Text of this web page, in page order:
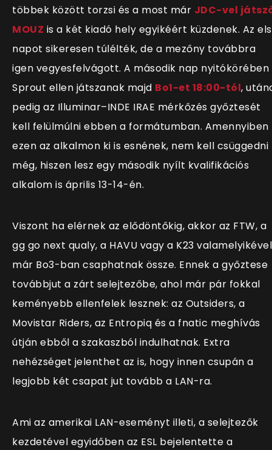
többek között torzsi és a most már JDC-vel
MOUZ is a két kiadó hely egyikéért küzdenek. Az
napot sikeresen túlélték, de a mezőny továbbra
igen vegyesfelvágott. A második nap nyitókörében
Sprout ellen játszanak majd Bo1-et 18:00-tól,
pedig az Illuminar–INDE IRAE mérkőzés győztesét
kell felülmúlni ebben a formátumban. Amennyiben
ezen az alkalmon ki is esnének, nem kell csüggedni
még, hiszen lesz egy második nyílt kvalifikációs
alkalom is április 13-14-én.
Viszont ha elérnek az elődöntőkig, akkor az FTW, a
gg go next qualy, a HAVU vagy a K23 valamelyikével
már Bo3-ban csaphatnak össze. Ennek a győztese
továbbjut a zárt selejtezőbe, ahol már pár fokkal
keményebb ellenfelek lesznek: az Outsiders, a
Movistar Riders, az Entropiq és a fnatic meghívás
útján ebből a szakaszból indulhatnak. Extra
nehézséget jelenthet az is, hogy innen csupán a
legjobb két csapat jut tovább a LAN-ra.
Ami az amerikai LAN-eseményt illeti, a selejtezők
kezdetével egyidőben az ESL bejelentette a